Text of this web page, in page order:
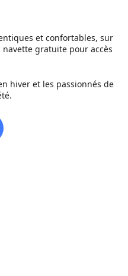
et confortables, sur
navette gratuite pour accès
hiver et les passionnés de